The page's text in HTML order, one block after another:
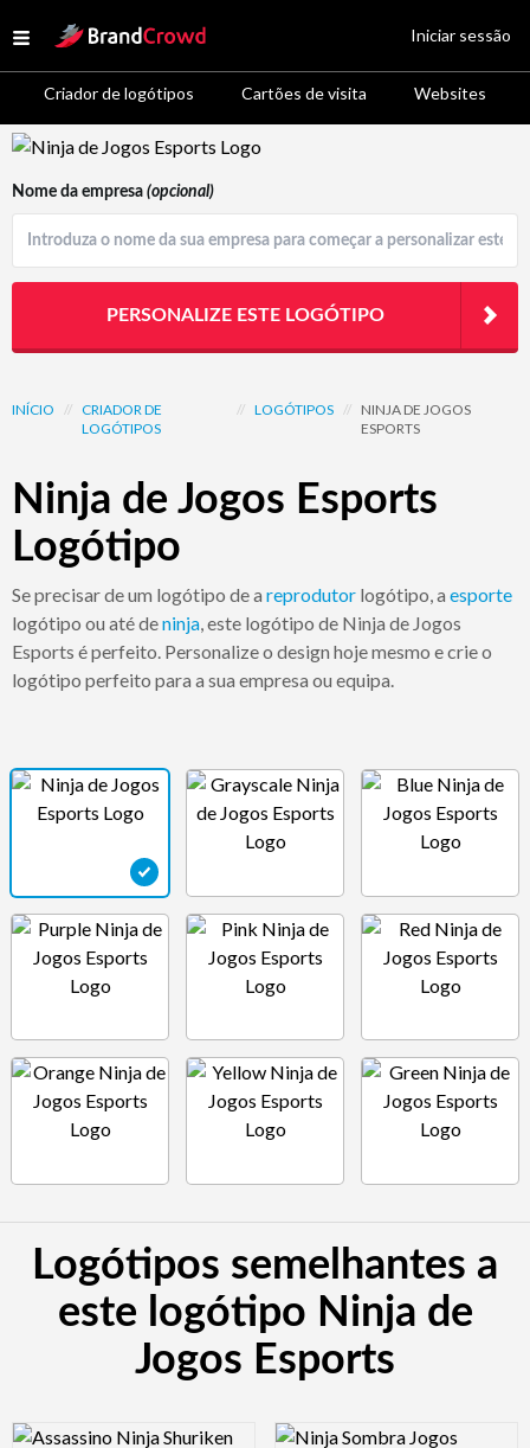
Open menu
Site Logo
Criador de logótipos Cartões de visita Websites
Iniciar sessão
Logo Template Preview
INÍCIO // CRIADOR DE
LOGÓTIPOS
// LOGÓTIPOS // NINJA DE JOGOS
ESPORTS
Ninja de Jogos Esports
Logótipo
Se precisar de um logótipo de a reprodutor logótipo, a esporte
logótipo ou até deninja, este logótipo de Ninja de Jogos
Esports é perfeito. Personalize o design hoje mesmo e crie o
logótipo perfeito para a sua empresa ou equipa.
Nome da empresa (opcional)
PERSONALIZE ESTE LOGÓTIPO
Logótipos semelhantes a
este logótipo Ninja de
Jogos Esports
Logo Preview Image Logo Preview Image